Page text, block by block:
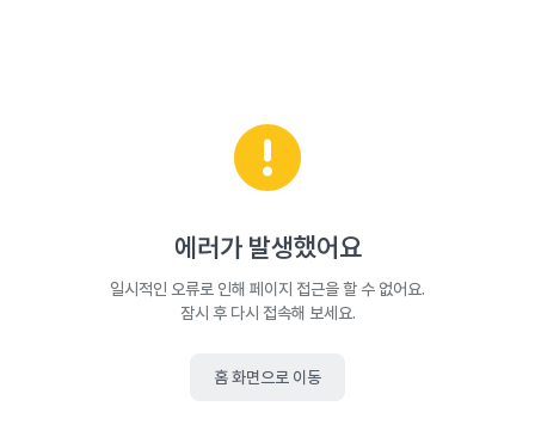
에러가 발생했어요
일시적인 오류로 인해 페이지 접근을 할 수 없어요.
잠시 후 다시 접속해 보세요.
홈 화면으로 이동